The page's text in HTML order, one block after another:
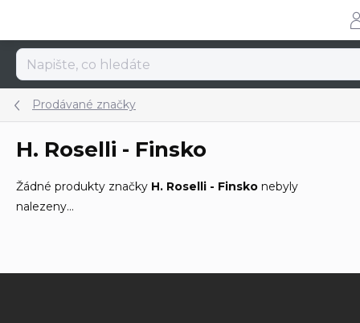
obsah
Prodávané značky
H. Roselli - Finsko
Žádné produkty značky H. Roselli - Finsko nebyly
nalezeny...